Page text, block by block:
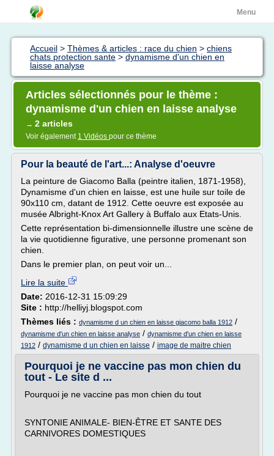
Menu
Accueil > Thèmes & articles : race du chien > chiens
chats protection sante > dynamisme d'un chien en
laisse analyse
Articles sélectionnés pour le thème :
dynamisme d'un chien en laisse analyse
→ 2 articles
Voir également 1 Vidéos pour ce thème
Pour la beauté de l'art...: Analyse d'oeuvre
La peinture de Giacomo Balla (peintre italien, 1871-1958),
Dynamisme d'un chien en laisse, est une huile sur toile de
90x110 cm, datant de 1912. Cette oeuvre est exposée au
musée Albright-Knox Art Gallery à Buffalo aux Etats-Unis.
Cette représentation bi-dimensionnelle illustre une scène de
la vie quotidienne figurative, une personne promenant son
chien.
Dans le premier plan, on peut voir un...
Lire la suite
Date: 2016-12-31 15:09:29
Site : http://helliyj.blogspot.com
Thèmes liés : dynamisme d un chien en laisse giacomo balla 1912 /
dynamisme d'un chien en laisse analyse / dynamisme d'un chien en laisse
1912 / dynamisme d un chien en laisse / image de maitre chien
Pourquoi je ne vaccine pas mon chien du
tout - Le site d ...
Pourquoi je ne vaccine pas mon chien du tout
SYNTONIE ANIMALE- BIEN-ÊTRE ET SANTE DES
CARNIVORES DOMESTIQUES